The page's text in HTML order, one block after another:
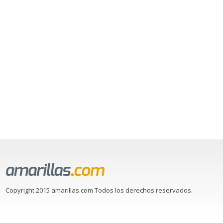
Copyright 2015 amarillas.com Todos los derechos reservados.